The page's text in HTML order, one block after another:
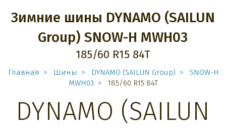
Зимние шины DYNAMO (SAILUN
Group) SNOW-H MWH03
185/60 R15 84T
Главная Шины DYNAMO (SAILUN Group)
SNOW-H
MWH03
185/60 R15 84T
DYNAMO (SAILUN